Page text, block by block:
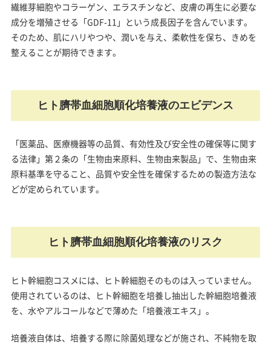
繊維芽細胞やコラーゲン、エラスチンなど、皮膚の再生に必要な
成分を増殖させる「GDF-11」という成長因子を含んでいます。
そのため、肌にハリやつや、潤いを与え、柔軟性を保ち、きめを
整えることが期待できます。
ヒト臍帯血細胞順化培養液のエビデンス
「医薬品、医療機器等の品質、有効性及び安全性の確保等に関す
る法律」第２条の「生物由来原料、生物由来製品」で、生物由来
原料基準を守ること、品質や安全性を確保するための製造方法な
どが定められています。
ヒト臍帯血細胞順化培養液のリスク
ヒト幹細胞コスメには、ヒト幹細胞そのものは入っていません。
使用されているのは、ヒト幹細胞を培養し抽出した幹細胞培養液
を、水やアルコールなどで薄めた「培養液エキス」。
培養液自体は、培養する際に除菌処理などが施され、不純物を取